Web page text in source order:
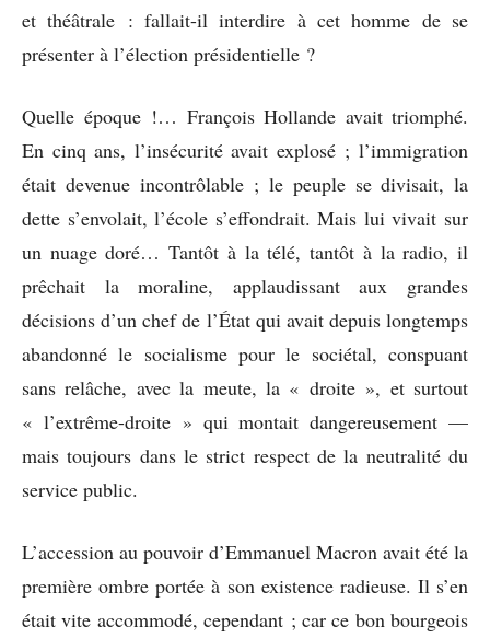
et théâtrale : fallait-il interdire à cet homme de se
présenter à l’élection présidentielle ?
Quelle époque !… François Hollande avait triomphé.
En cinq ans, l’insécurité avait explosé ; l’immigration
était devenue incontrôlable ; le peuple se divisait, la
dette s’envolait, l’école s’effondrait. Mais lui vivait sur
un nuage doré… Tantôt à la télé, tantôt à la radio, il
prêchait la moraline, applaudissant aux grandes
décisions d’un chef de l’État qui avait depuis longtemps
abandonné le socialisme pour le sociétal, conspuant
sans relâche, avec la meute, la « droite », et surtout
« l’extrême-droite » qui montait dangereusement —
mais toujours dans le strict respect de la neutralité du
service public.
L’accession au pouvoir d’Emmanuel Macron avait été la
première ombre portée à son existence radieuse. Il s’en
était vite accommodé, cependant ; car ce bon bourgeois